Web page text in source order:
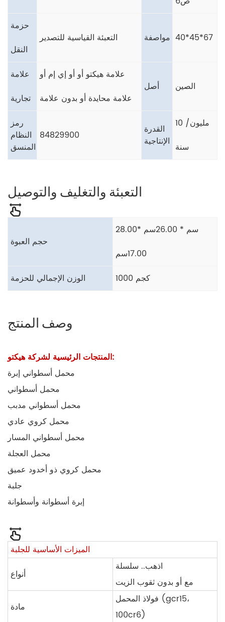
حزمة
النقل
التعبئة القياسية للتصدير مواصفة 40*45*67
علامة
تجارية
علامة هيكتو أو أو إي إم أو
علامة محايدة أو بدون علامة
أصل الصين
رمز
النظام
المنسق
84829900
القدرة
الإنتاجية
10 مليون/
سنة
التعبئة والتغليف والتوصيل
حجم العبوة
28.00سم * 26.00سم *
17.00سم
الوزن الإجمالي للحزمة
1000 كجم
وصف المنتج
المنتجات الرئيسية لشركة هيكتو:
محمل أسطواني إبرة
محمل أسطواني
محمل أسطواني مدبب
محمل كروي عادي
محمل أسطواني المسار
محمل العجلة
محمل كروي ذو أخدود عميق
جلبة
إبرة أسطوانة وأسطوانة
الميزات الأساسية للجلبة
أنواع
اذهب.. سلسلة
مع أو بدون ثقوب الزيت
مادة
فولاذ المحمل (gcr15،
100cr6)